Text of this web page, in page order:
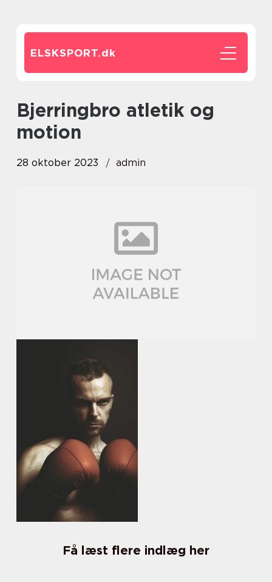
ELSKSPORT.dk
bjerringbro atletik og
motion
28 oktober 2023 admin
Få læst flere indlæg her